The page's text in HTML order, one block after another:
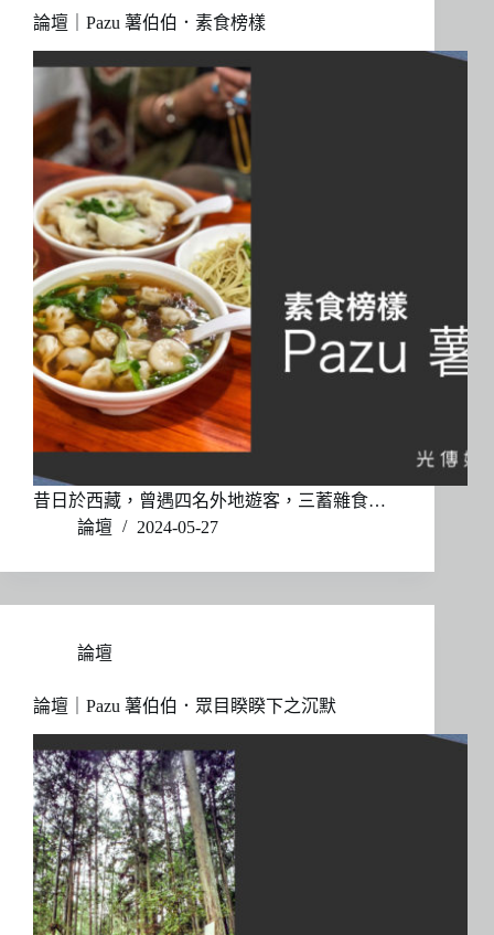
論壇｜Pazu 薯伯伯．素食榜樣
昔日於西藏，曾遇四名外地遊客，三蓄雜食…
論壇
2024-05-27
論壇
論壇｜Pazu 薯伯伯．眾目睽睽下之沉默